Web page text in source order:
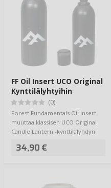
FF Oil Insert UCO Original
Kynttilälyhtyihin
(0)
Forest Fundamentals Oil Insert
muuttaa klassisen UCO Original
Candle Lantern -kynttilälyhdyn
34,90 €